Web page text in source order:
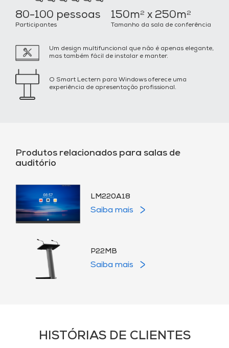
80-100 pessoas
Participantes
150m2 x 250m2
Tamanho da sala de conferência
Um design multifuncional que não é apenas elegante,
mas também fácil de instalar e manter.
O Smart Lectern para Windows oferece uma
experiência de apresentação profissional.
Produtos relacionados para salas de
auditório
LM220A18
Saiba mais
P22MB
Saiba mais
HISTÓRIAS DE CLIENTES